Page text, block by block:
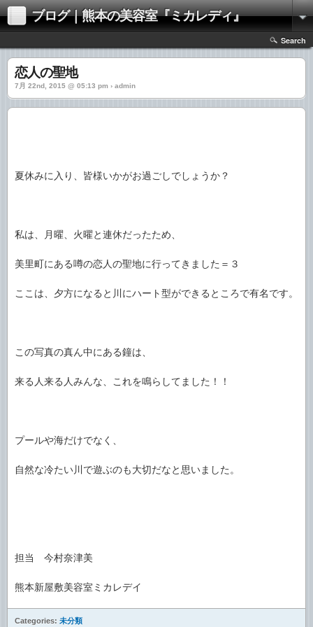
ブログ｜熊本の美容室『ミカレディ』
Search
恋人の聖地
7月 22nd, 2015 @ 05:13 pm › admin
夏休みに入り、皆様いかがお過ごしでしょうか？
私は、月曜、火曜と連休だったため、
美里町にある噂の恋人の聖地に行ってきました＝３
ここは、夕方になると川にハート型ができるところで有名です。
この写真の真ん中にある鐘は、
来る人来る人みんな、これを鳴らしてました！！
プールや海だけでなく、
自然な冷たい川で遊ぶのも大切だなと思いました。
担当 今村奈津美
熊本新屋敷美容室ミカレデイ
Categories: 未分類